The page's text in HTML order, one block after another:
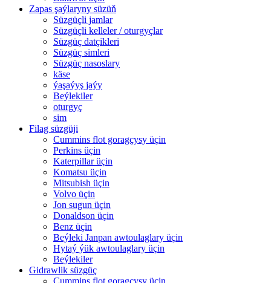
Zapas şaýlaryny süzüň
Süzgüçli jamlar
Süzgüçli kelleler / oturgyçlar
Süzgüç datçikleri
Süzgüç simleri
Süzgüç nasoslary
käse
ýaşaýyş jaýy
Beýlekiler
oturgyç
sim
Filag süzgüji
Cummins flot goragçysy üçin
Perkins üçin
Katerpillar üçin
Komatsu üçin
Mitsubish üçin
Volvo üçin
Jon sugun üçin
Donaldson üçin
Benz üçin
Beýleki Janpan awtoulaglary üçin
Hytaý ýük awtoulaglary üçin
Beýlekiler
Gidrawlik süzgüç
Cummins flot goragçysy üçin